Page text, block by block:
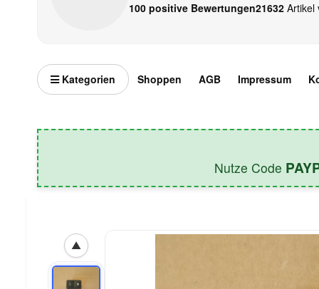
100 positive Bewertungen21632 Artikel
Kategorien Shoppen AGB Impressum
Nutze Code
▲